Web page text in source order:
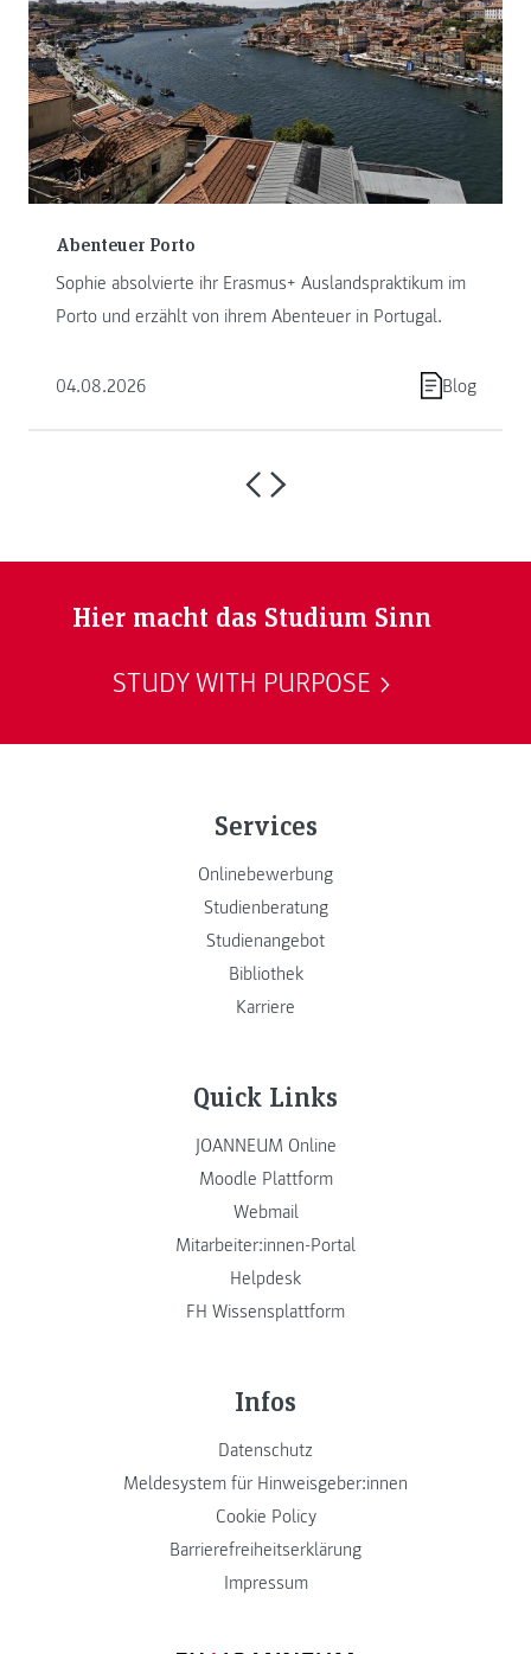
Abenteuer Porto
Sophie absolvierte ihr Erasmus+ Auslandspraktikum im
Porto und erzählt von ihrem Abenteuer in Portugal.
04.08.2026 Blog
Hier macht das Studium Sinn
STUDY WITH PURPOSE
Services
Onlinebewerbung
Studienberatung
Studienangebot
Bibliothek
Karriere
Quick Links
JOANNEUM Online
Moodle Plattform
Webmail
Mitarbeiter:innen-Portal
Helpdesk
FH Wissensplattform
Infos
Datenschutz
Meldesystem für Hinweisgeber:innen
Cookie Policy
Barrierefreiheitserklärung
Impressum